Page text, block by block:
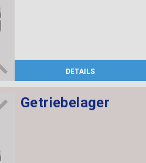
DETAILS
Getriebelager